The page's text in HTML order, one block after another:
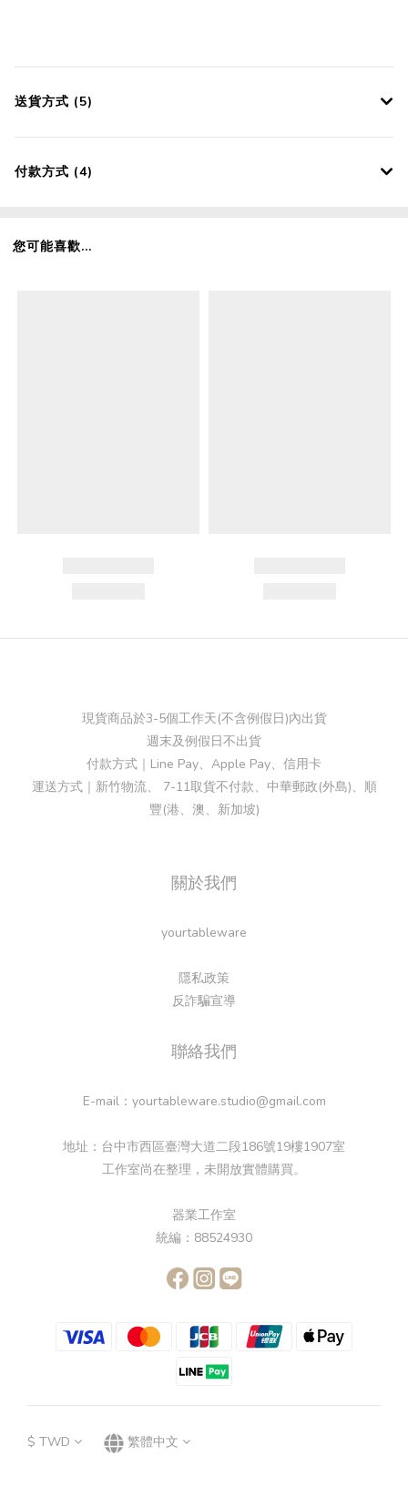
送貨方式 (5)
付款方式 (4)
您可能喜歡...
現貨商品於3-5個工作天(不含例假日)內出貨
週末及例假日不出貨
付款方式｜Line Pay、Apple Pay、信用卡
運送方式｜新竹物流、 7-11取貨不付款、中華郵政(外島)、順
豐(港、澳、新加坡)
關於我們
yourtableware
隱私政策
反詐騙宣導
聯絡我們
E-mail：yourtableware.studio@gmail.com
地址：台中市西區臺灣大道二段186號19樓1907室
工作室尚在整理，未開放實體購買。
器業工作室
統編：88524930
$ TWD 繁體中文